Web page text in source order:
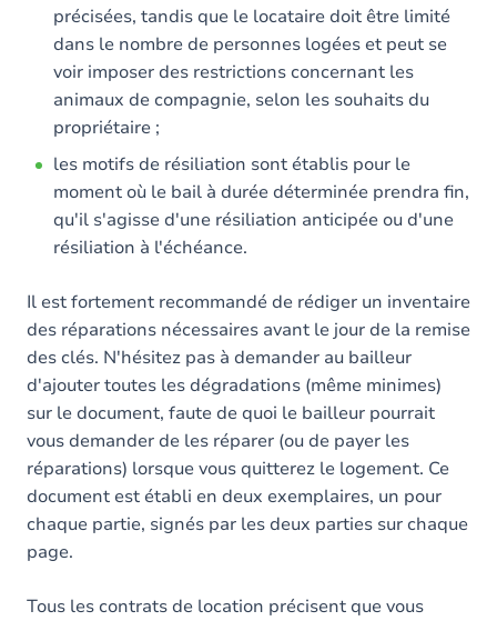
précisées, tandis que le locataire doit être limité
dans le nombre de personnes logées et peut se
voir imposer des restrictions concernant les
animaux de compagnie, selon les souhaits du
propriétaire ;
les motifs de résiliation sont établis pour le
moment où le bail à durée déterminée prendra fin,
qu'il s'agisse d'une résiliation anticipée ou d'une
résiliation à l'échéance.
Il est fortement recommandé de rédiger un inventaire
des réparations nécessaires avant le jour de la remise
des clés. N'hésitez pas à demander au bailleur
d'ajouter toutes les dégradations (même minimes)
sur le document, faute de quoi le bailleur pourrait
vous demander de les réparer (ou de payer les
réparations) lorsque vous quitterez le logement. Ce
document est établi en deux exemplaires, un pour
chaque partie, signés par les deux parties sur chaque
page.
Tous les contrats de location précisent que vous